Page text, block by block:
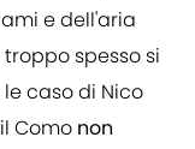
e dell'aria
spesso si
caso di Nico
Como non